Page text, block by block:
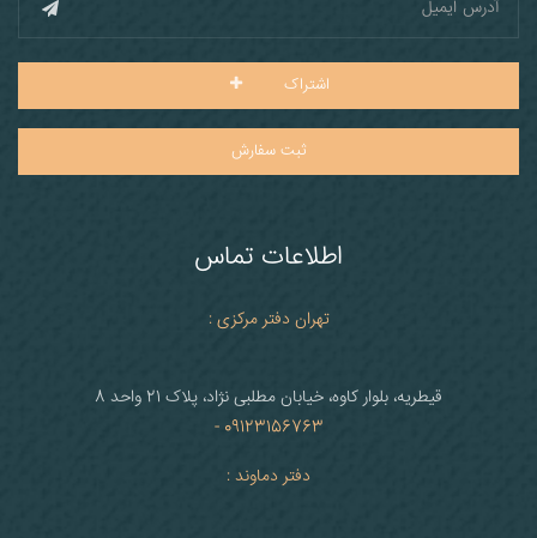
اشتراک
ثبت سفارش
اطلاعات تماس
تهران دفتر مرکزی :
قیطریه، بلوار کاوه، خیابان مطلبی نژاد، پلاک 21 واحد 8
09123156763 -
دفتر دماوند :